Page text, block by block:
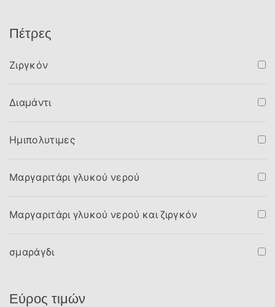
Πέτρες
Ζιργκόν
Διαμάντι
Ημιπολυτιμες
Μαργαριτάρι γλυκού νερού
Μαργαριτάρι γλυκού νερού και ζιργκόν
σμαράγδι
Εύρος τιμών